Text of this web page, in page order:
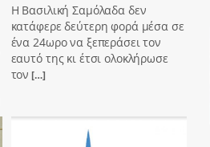
Η Βασιλική Σαμόλαδα δεν
κατάφερε δεύτερη φορά μέσα σε
ένα 24ωρο να ξεπεράσει τον
εαυτό της κι έτσι ολοκλήρωσε
τον […]